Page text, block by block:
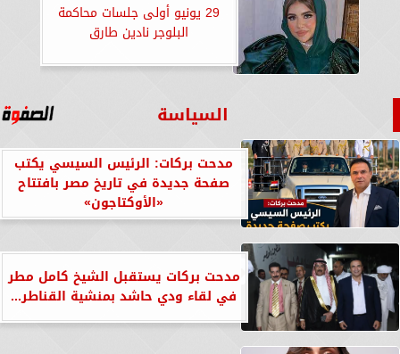
29 يونيو أولى جلسات محاكمة
البلوجر نادين طارق
السياسة
مدحت بركات: الرئيس السيسي يكتب
صفحة جديدة في تاريخ مصر بافتتاح
«الأوكتاجون»
مدحت بركات يستقبل الشيخ كامل مطر
في لقاء ودي حاشد بمنشية القناطر...